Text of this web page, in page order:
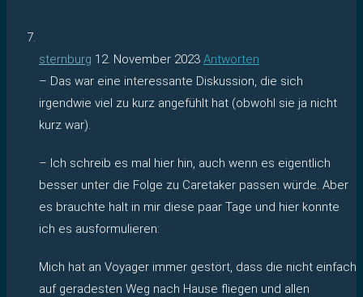
sternburg 12. November 2023 Antworten
– Das war eine interessante Diskussion, die sich
irgendwie viel zu kurz angefühlt hat (obwohl sie ja nicht
kurz war).
– Ich schreib es mal hier hin, auch wenn es eigentlich
besser unter die Folge zu Caretaker passen würde. Aber
es brauchte halt in mir diese paar Tage und hier konnte
ich es ausformulieren:
Mich hat an Voyager immer gestört, dass die nicht einfach
auf geradesten Weg nach Hause fliegen und allen